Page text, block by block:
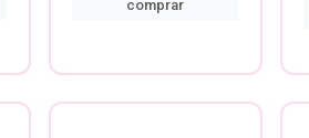
comprar